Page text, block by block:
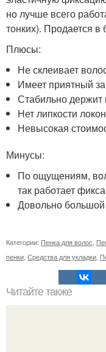
но лучше всего
тонких). Продается
Плюсы:
Не склеивает
Имеет приятный
Стабильно
Нет липкости
Невысокая
Минусы:
По ощущениям,
так работает
Довольно большой
Категории: Пенка для волос
пенки Средства для укладки
Читайте также